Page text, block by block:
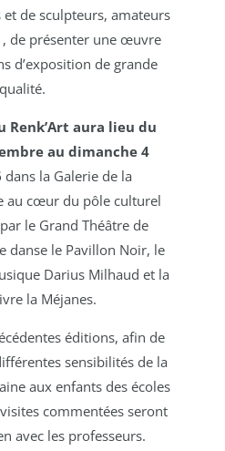
de sculpteurs, amateurs
de présenter une œuvre
d’exposition de grande
qualité.
Renk’Art aura lieu du
au dimanche 4
dans la Galerie de la
au cœur du pôle culturel
le Grand Théâtre de
danse le Pavillon Noir, le
Darius Milhaud et la
la Méjanes.
éditions, afin de
sensibilités de la
aux enfants des écoles
commentées seront
avec les professeurs.